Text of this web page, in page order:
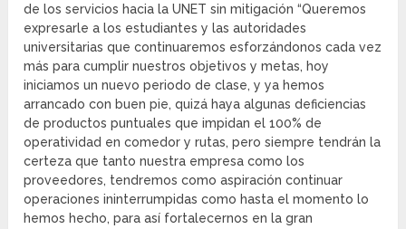
de los servicios hacia la UNET sin mitigación “Queremos
expresarle a los estudiantes y las autoridades
universitarias que continuaremos esforzándonos cada vez
más para cumplir nuestros objetivos y metas, hoy
iniciamos un nuevo periodo de clase, y ya hemos
arrancado con buen pie, quizá haya algunas deficiencias
de productos puntuales que impidan el 100% de
operatividad en comedor y rutas, pero siempre tendrán la
certeza que tanto nuestra empresa como los
proveedores, tendremos como aspiración continuar
operaciones ininterrumpidas como hasta el momento lo
hemos hecho, para así fortalecernos en la gran